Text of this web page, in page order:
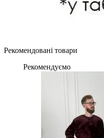
Рекомендовані товари
Рекомендуємо